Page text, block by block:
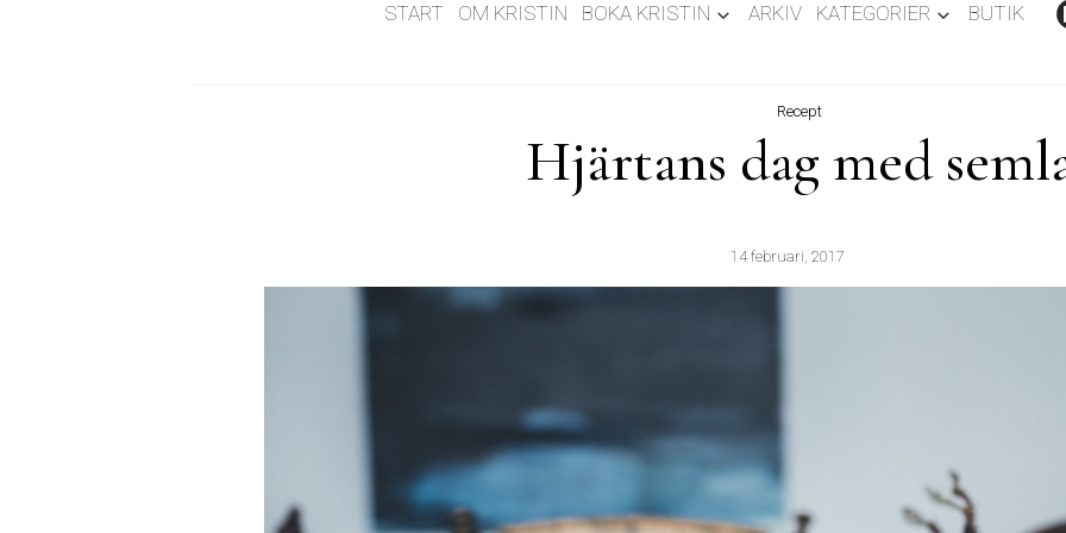
START OM KRISTIN BOKA KRISTIN ARKIV KATEGORIER BUTIK
Recept
Hjärtans dag med
14 februari, 2017